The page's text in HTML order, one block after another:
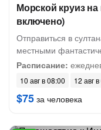
Морской круиз
включено)
Отправиться в
местными
Расписание:
10 авг в 08:00 12 авг
$75 за человека